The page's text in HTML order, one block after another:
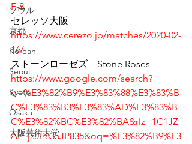
ソウル
京都
Korean
Seoul
Kyoto
Osaka
大阪芸術大学
F-8
セレッソ大阪
https://www.cerezo.jp/matches/2020-02-
16/
ストーンローゼズ　Stone Roses
https://www.google.com/search?
q=%E3%82%B9%E3%83%88%E3%83%B
C%E3%83%B3%E3%83%AD%E3%83%B
C%E3%82%BC%E3%82%BA&rlz=1C1JZ
AP_jaJP835JP835&oq=%E3%82%B9%E3